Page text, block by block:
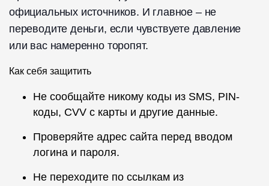
официальных источников. И главное – не
переводите деньги, если чувствуете давление
или вас намеренно торопят.
Как себя защитить
Не сообщайте никому коды из SMS, PIN-
коды, CVV с карты и другие данные.
Проверяйте адрес сайта перед вводом
логина и пароля.
Не переходите по ссылкам из